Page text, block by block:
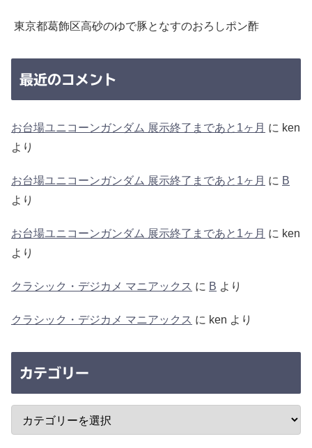
東京都葛飾区高砂のゆで豚となすのおろしポン酢
最近のコメント
お台場ユニコーンガンダム 展示終了まであと1ヶ月 に ken
より
お台場ユニコーンガンダム 展示終了まであと1ヶ月 に B
より
お台場ユニコーンガンダム 展示終了まであと1ヶ月 に ken
より
クラシック・デジカメ マニアックス に B より
クラシック・デジカメ マニアックス に ken より
カテゴリー